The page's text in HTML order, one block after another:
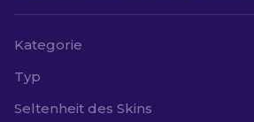
Kategorie
Typ
Seltenheit des Skins